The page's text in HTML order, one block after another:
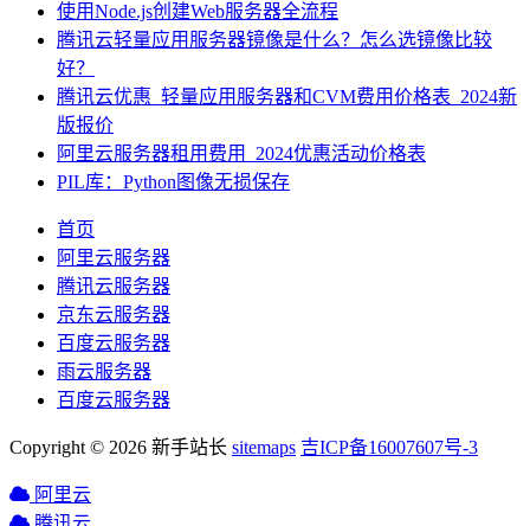
使用Node.js创建Web服务器全流程
腾讯云轻量应用服务器镜像是什么？怎么选镜像比较
好？
腾讯云优惠_轻量应用服务器和CVM费用价格表_2024新
版报价
阿里云服务器租用费用_2024优惠活动价格表
PIL库：Python图像无损保存
首页
阿里云服务器
腾讯云服务器
京东云服务器
百度云服务器
雨云服务器
百度云服务器
Copyright © 2026 新手站长 sitemaps 吉ICP备16007607号-3
阿里云